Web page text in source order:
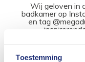
Toestemming
Wij geloven in
badkamer op
en tag